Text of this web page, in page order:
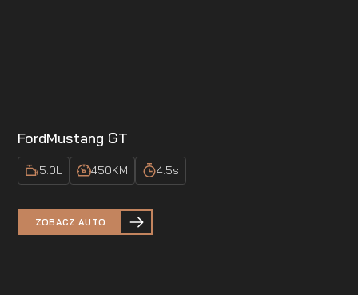
FordMustang GT
5.0L 450KM 4.5s
ZOBACZ AUTO